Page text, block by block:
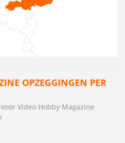
OPZEGGINGEN PER
Video Hobby Magazine